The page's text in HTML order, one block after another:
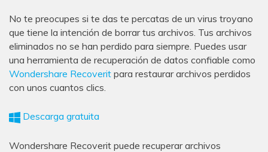
No te preocupes si te das te percatas de un virus troyano
que tiene la intención de borrar tus archivos. Tus archivos
eliminados no se han perdido para siempre. Puedes usar
una herramienta de recuperación de datos confiable como
Wondershare Recoverit para restaurar archivos perdidos
con unos cuantos clics.
Descarga gratuita
Wondershare Recoverit puede recuperar archivos